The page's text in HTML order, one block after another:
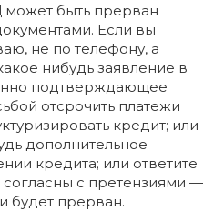
быть прерван
Если вы
не по телефону, а
нибудь заявление в
подтверждающее
отсрочить платежи
кредит; или
дополнительное
кредита; или ответите
согласны с претензиями —
будет прерван.